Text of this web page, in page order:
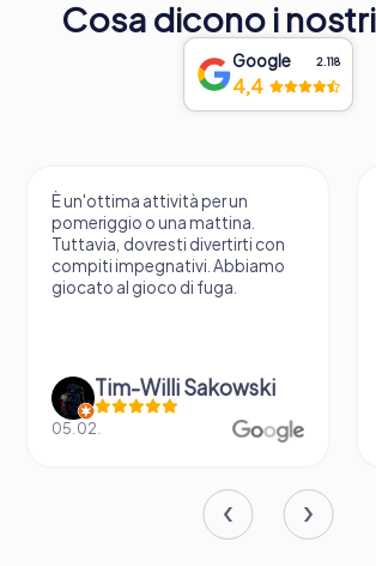
Cosa dicono i
Google 2.118
4,4
È un'ottima attività per un
pomeriggio o una mattina.
Tuttavia, dovresti divertirti con
compiti impegnativi. Abbiamo
giocato al gioco di fuga.
Tim-Willi Sakowski
05.02.